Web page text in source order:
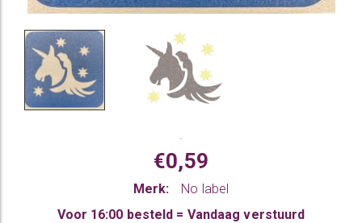
.
€0,59
Merk:
No label
Voor 16:00 besteld = Vandaag verstuurd